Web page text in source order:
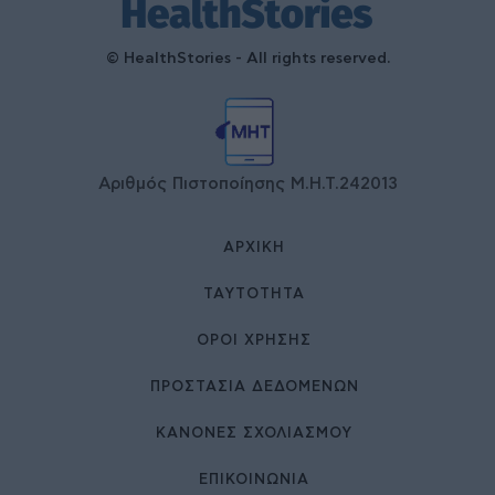
© HealthStories - All rights reserved.
Αριθμός Πιστοποίησης Μ.Η.Τ.242013
ΑΡΧΙΚΉ
ΤΑΥΤΌΤΗΤΑ
ΌΡΟΙ ΧΡΉΣΗΣ
ΠΡΟΣΤΑΣΙΑ ΔΕΔΟΜΕΝΩΝ
ΚΑΝΟΝΕΣ ΣΧΟΛΙΑΣΜΟΥ
ΕΠΙΚΟΙΝΩΝΊΑ